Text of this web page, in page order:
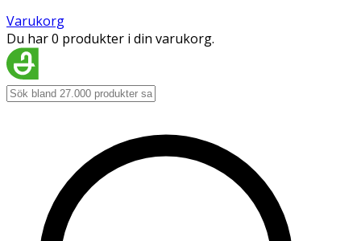
Varukorg
Du har 0 produkter i din varukorg.